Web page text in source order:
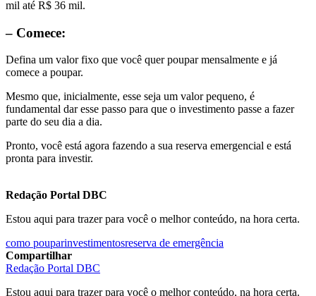
mil até R$ 36 mil.
– Comece:
Defina um valor fixo que você quer poupar mensalmente e já
comece a poupar.
Mesmo que, inicialmente, esse seja um valor pequeno, é
fundamental dar esse passo para que o investimento passe a fazer
parte do seu dia a dia.
Pronto, você está agora fazendo a sua reserva emergencial e está
pronta para investir.
Redação Portal DBC
Estou aqui para trazer para você o melhor conteúdo, na hora certa.
como pouparinvestimentosreserva de emergência
Compartilhar
Redação Portal DBC
Estou aqui para trazer para você o melhor conteúdo, na hora certa.